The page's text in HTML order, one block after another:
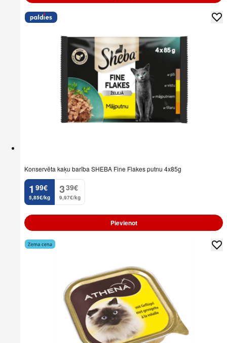
Konservēta kaķu barība SHEBA Fine Flakes putnu 4x85g
1
. 99€
5,85€/kg
3
. 39€
9,97€/kg
Pievienot